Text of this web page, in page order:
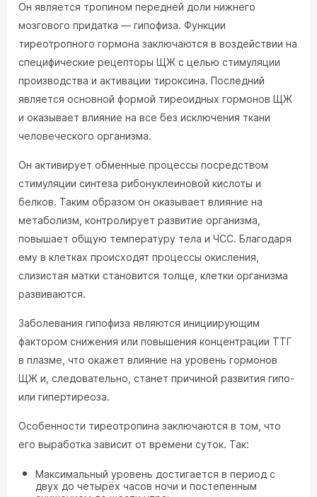
Он является тропином передней доли нижнего
мозгового придатка — гипофиза. Функции
тиреотропного гормона заключаются в воздействии на
специфические рецепторы ЩЖ с целью стимуляции
производства и активации тироксина. Последний
является основной формой тиреоидных гормонов ЩЖ
и оказывает влияние на все без исключения ткани
человеческого организма.
Он активирует обменные процессы посредством
стимуляции синтеза рибонуклеиновой кислоты и
белков. Таким образом он оказывает влияние на
метаболизм, контролирует развитие организма,
повышает общую температуру тела и ЧСС. Благодаря
ему в клетках происходят процессы окисления,
слизистая матки становится толще, клетки организма
развиваются.
Заболевания гипофиза являются инициирующим
фактором снижения или повышения концентрации ТТГ
в плазме, что окажет влияние на уровень гормонов
ЩЖ и, следовательно, станет причиной развития гипо-
или гипертиреоза.
Особенности тиреотропина заключаются в том, что
его выработка зависит от времени суток. Так:
Максимальный уровень достигается в период с
двух до четырёх часов ночи и постепенным